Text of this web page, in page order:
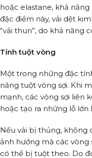
hoặc elastane, khả
đặc điểm này, vải dệt
“vải thun”, do khả năng
Tính tuột vòng
Một trong những đặc
năng tuột vòng sợi. Khi
mạnh, các vòng sợi liên
hoặc tạo ra những lỗ lớn
Nếu vải bị thủng, không
ảnh hưởng mà các vòng
có thể bị tuột theo. Do